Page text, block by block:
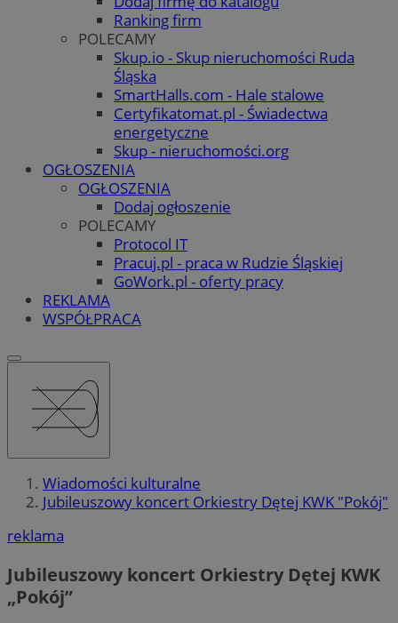
Ranking firm
POLECAMY
Skup.io - Skup nieruchomości Ruda
Śląska
SmartHalls.com - Hale stalowe
Certyfikatomat.pl - Świadectwa
energetyczne
Skup - nieruchomości.org
OGŁOSZENIA
OGŁOSZENIA
Dodaj ogłoszenie
POLECAMY
Protocol IT
Pracuj.pl - praca w Rudzie Śląskiej
GoWork.pl - oferty pracy
REKLAMA
WSPÓŁPRACA
Wiadomości kulturalne
Jubileuszowy koncert Orkiestry Dętej KWK "Pokój"
reklama
Jubileuszowy koncert Orkiestry Dętej KWK
„Pokój”